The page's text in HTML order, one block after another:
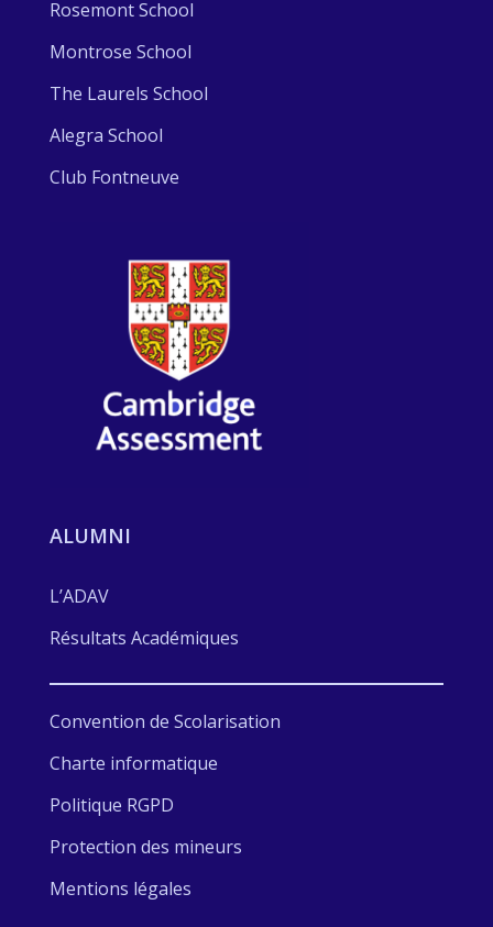
Rosemont School
Montrose School
The Laurels School
Alegra School
Club Fontneuve
ALUMNI
L’ADAV
Résultats Académiques
Convention de Scolarisation
Charte informatique
Politique RGPD
Protection des mineurs
Mentions légales